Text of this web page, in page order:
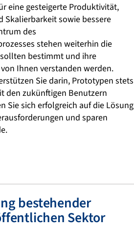
eine gesteigerte Produktivität,
Skalierbarkeit sowie bessere
des
stehen weiterhin die
bestimmt und ihre
Ihnen verstanden werden.
Sie darin, Prototypen stets
den zukünftigen Benutzern
Sie sich erfolgreich auf die Lösung
und sparen
bestehender
Sektor